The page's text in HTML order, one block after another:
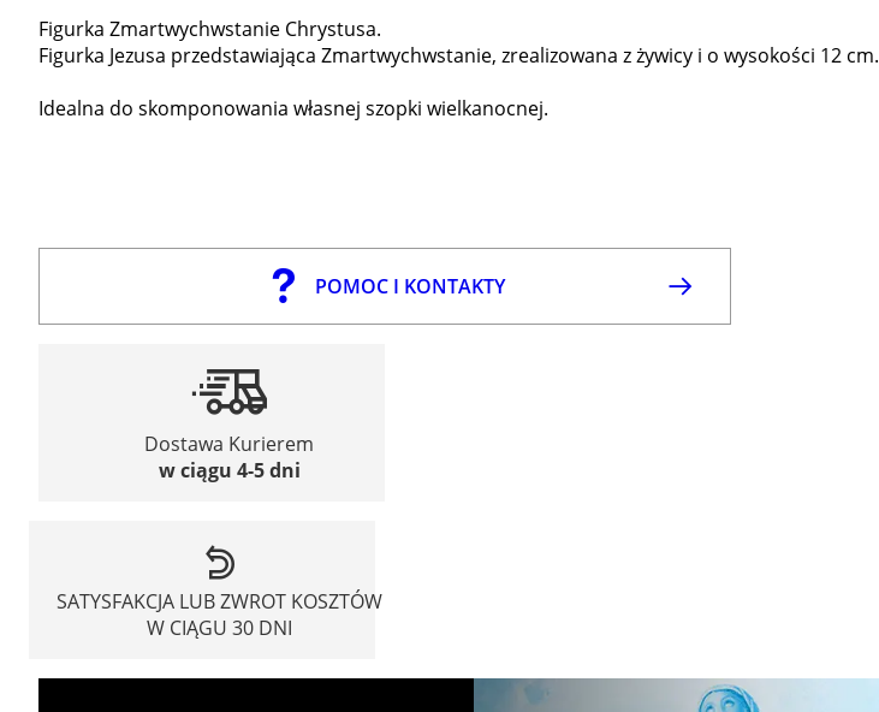
Figurka Zmartwychwstanie Chrystusa.
Figurka Jezusa przedstawiająca Zmartwychwstanie, zrealizowana z żywicy i o wysokości 12 cm.
Idealna do skomponowania własnej szopki wielkanocnej.
POMOC I KONTAKTY
Dostawa Kurierem
w ciągu 4-5 dni
SATYSFAKCJA LUB ZWROT KOSZTÓW
W CIĄGU 30 DNI